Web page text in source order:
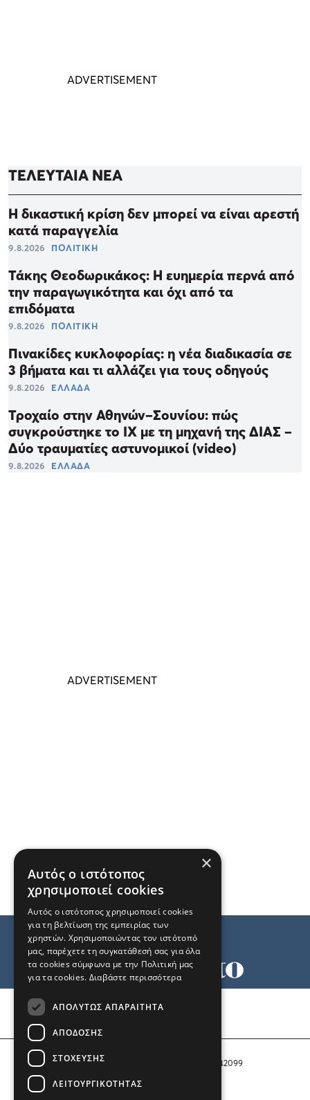
ΤΕΛΕΥΤΑΙΑ ΝΕΑ
Η δικαστική κρίση δεν μπορεί να είναι αρεστή
κατά παραγγελία
9.8.2026 ΠΟΛΙΤΙΚΗ
Τάκης Θεοδωρικάκος: Η ευημερία περνά από
την παραγωγικότητα και όχι από τα
επιδόματα
9.8.2026 ΠΟΛΙΤΙΚΗ
Πινακίδες κυκλοφορίας: η νέα διαδικασία σε
3 βήματα και τι αλλάζει για τους οδηγούς
9.8.2026 ΕΛΛΑΔΑ
Τροχαίο στην Αθηνών–Σουνίου: πώς
συγκρούστηκε το ΙΧ με τη μηχανή της ΔΙΑΣ –
Δύο τραυματίες αστυνομικοί (video)
9.8.2026 ΕΛΛΑΔΑ
Αριθμός Πιστοποίησης Μ.Η.Τ. 242099
×
Αυτός ο ιστότοπος
χρησιμοποιεί cookies
Αυτός ο ιστότοπος χρησιμοποιεί cookies
για τη βελτίωση της εμπειρίας των
χρηστών. Χρησιμοποιώντας τον ιστότοπό
μας, παρέχετε τη συγκατάθεσή σας για όλα
τα cookies σύμφωνα με την Πολιτική μας
για τα cookies. Διαβάστε περισσότερα
ΑΠΟΛΎΤΩΣ ΑΠΑΡΑΊΤΗΤΑ
ΑΠΌΔΟΣΗΣ
ΣΤΌΧΕΥΣΗΣ
ΛΕΙΤΟΥΡΓΙΚΌΤΗΤΑΣ